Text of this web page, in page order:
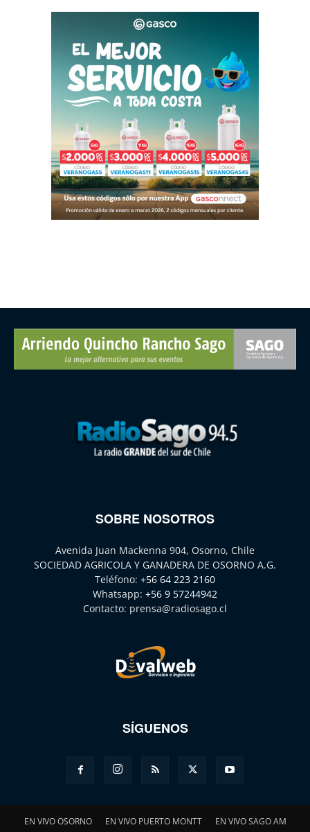
SOBRE NOSOTROS
Avenida Juan Mackenna 904, Osorno, Chile
SOCIEDAD AGRICOLA Y GANADERA DE OSORNO A.G.
Teléfono: +56 64 223 2160
Whatsapp: +56 9 57244942
Contacto: prensa@radiosago.cl
SÍGUENOS
EN VIVO OSORNO EN VIVO PUERTO MONTT EN VIVO SAGO AM